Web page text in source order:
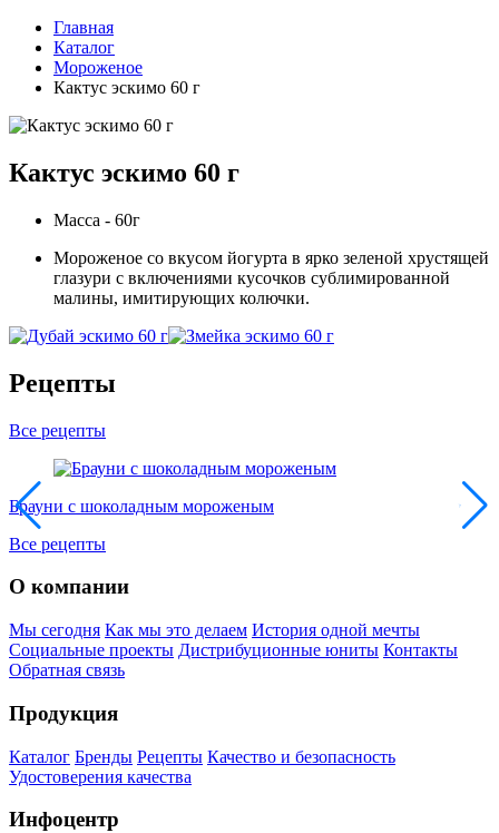
Главная
Каталог
Мороженое
Кактус эскимо 60 г
Кактус эскимо 60 г
Масса - 60г
Мороженое со вкусом йогурта в ярко зеленой хрустящей
глазури с включениями кусочков сублимированной
малины, имитирующих колючки.
Рецепты
Все рецепты
Брауни с шоколадным мороженым
Все рецепты
О компании
Мы сегодня Как мы это делаем История одной мечты
Социальные проекты Дистрибуционные юниты Контакты
Обратная связь
Продукция
Каталог Бренды Рецепты Качество и безопасность
Удостоверения качества
Инфоцентр